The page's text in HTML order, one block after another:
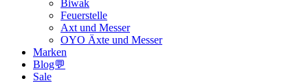
Biwak
Feuerstelle
Axt und Messer
OYO Äxte und Messer
Marken
Blog💬
Sale